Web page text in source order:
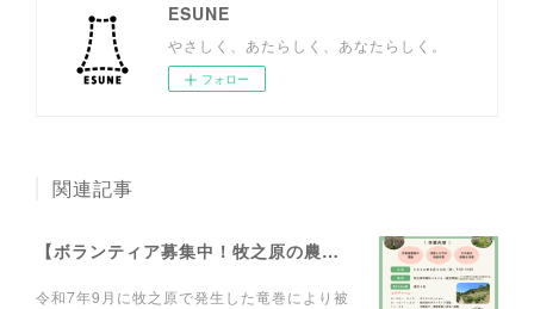
ESUNE
やさしく、あたらしく、あなたらしく。
フォロー
関連記事
【ボランティア募集中！牧之原の農業を元気に！】
令和7年9月に牧之原で発生した竜巻により被